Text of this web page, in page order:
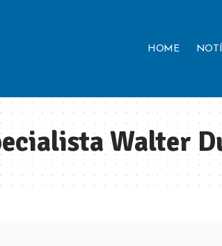
HOME
Walter